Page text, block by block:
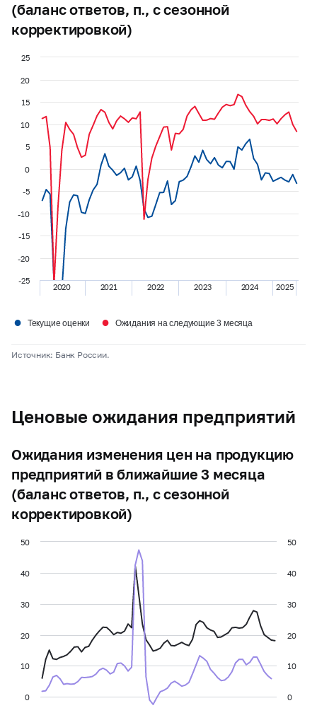
(баланс ответов, п., с сезонной
корректировкой)
2020 2021 2022 2023 2024 2025
-25
-20
-15
-10
-5
0
5
10
15
20
25
● Текущие оценки ● Ожидания на следующие 3 месяца
Источник: Банк России.
Ценовые ожидания предприятий
Ожидания изменения цен на продукцию
предприятий в ближайшие 3 месяца
(баланс ответов, п., с сезонной
корректировкой)
0
10
20
30
40
50
0
10
20
30
40
50